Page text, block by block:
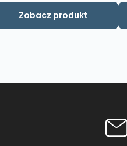
Zobacz produkt